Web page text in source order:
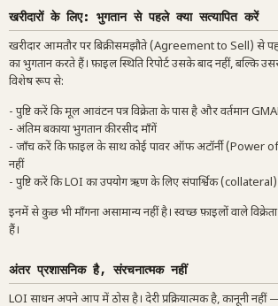
खरीदारों के लिए: भुगतान से पहले क्या सत्यापित करें
खरीदार आमतौर पर बिक्री समझौते (Agreement to Sell) से
का भुगतान करते हैं। फ़ाइल स्थिति रिपोर्ट उसके बाद नहीं, बल्कि
विशेष रूप से:
- पुष्टि करें कि मूल आवंटन पत्र विक्रेता के पास है और वर्तमान
- अंतिम बकाया भुगतान की रसीद माँगें
- जाँच करें कि फ़ाइल के साथ कोई पावर ऑफ अटॉर्नी (Power
नहीं
- पुष्टि करें कि LOI का उपयोग ऋण के लिए संपार्श्विक
इनमें से कुछ भी माँगना असामान्य नहीं है। स्वच्छ फ़ाइलों वाले
हैं।
अंतर प्रशासनिक है, संरचनात्मक नहीं
LOI साधन अपने आप में ठोस है। देरी प्रक्रियात्मक है, कानूनी नहीं